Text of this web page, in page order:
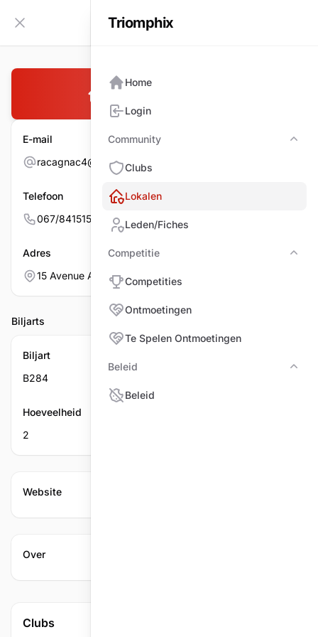
Zijbalk inklappen
BC NIVELLOIS
E-mail
racagnac4@hotmail.com
Telefoon
067/841515
Adres
15 Avenue Albert-Elisabeth, 1400 NIVELLES
Biljarts
Biljart
B284
Hoeveelheid
2
Website
Over
Clubs
Triomphix
Home
Login
Community
Clubs
Lokalen
Leden/Fiches
Competitie
Competities
Ontmoetingen
Te Spelen Ontmoetingen
Beleid
Beleid